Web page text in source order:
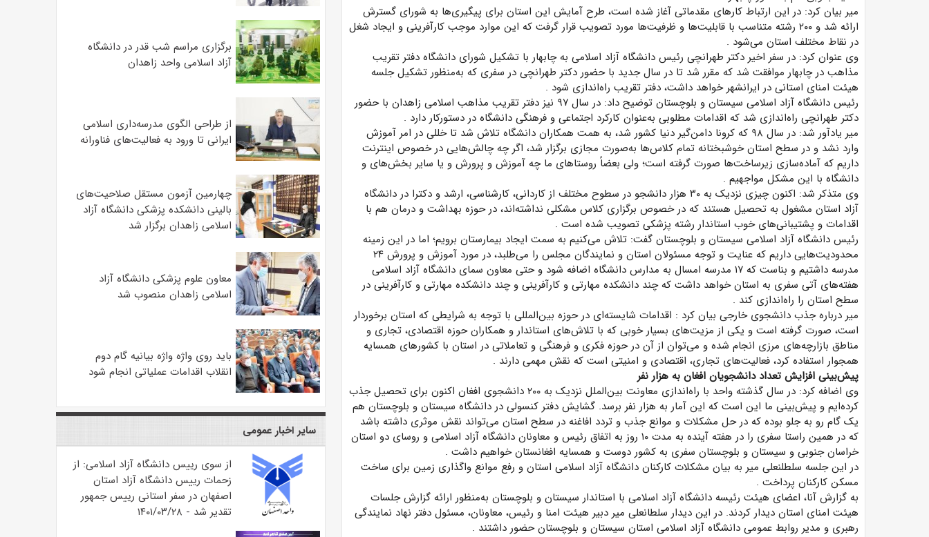
میر بیان کرد: در این ارتباط کارهای مقدماتی آغاز شده است، طرح آمایش این استان برای پیگیری‌ها به شورای گسترش
ارائه شد و ۲۰۰ رشته متناسب با قابلیت‌ها و ظرفیت‌ها مورد تصویب قرار گرفت که این موارد موجب کارآفرینی و ایجاد شغل
در نقاط مختلف استان می‌شود .
وی عنوان کرد: در سفر اخیر دکتر طهرانچی رئیس دانشگاه آزاد اسلامی به چابهار با تشکیل شورای دانشگاه دفتر تقریب
مذاهب در چابهار موافقت شد که مقرر شد تا در سال جدید با حضور دکتر طهرانچی در سفری که به‌منظور تشکیل جلسه
هیئت امنای استانی در ایرانشهر خواهد داشت، دفتر تقریب راه‌اندازی شود .
رئیس دانشگاه آزاد اسلامی سیستان و بلوچستان توضیح داد: در سال ۹۷ نیز دفتر تقریب مذاهب اسلامی زاهدان با حضور
دکتر طهرانچی راه‌اندازی شد که اقدامات مطلوبی به‌عنوان کارکرد اجتماعی و فرهنگی دانشگاه در دستورکار دارد .
میر یادآور شد: در سال ۹۸ که کرونا دامن‌گیر دنیا کشور شد، به همت همکاران دانشگاه تلاش شد تا خللی در امر آموزش
وارد نشد و در سطح استان خوشبختانه تمام کلاس‌ها به‌صورت مجازی برگزار شد، اگر چه چالش‌هایی در خصوص اینترنت
داریم که آماده‌سازی زیرساخت‌ها صورت گرفته است؛ ولی بعضاً روستاهای ما چه آموزش و پرورش و یا سایر بخش‌های و
دانشگاه با این مشکل مواجهیم .
وی متذکر شد: اکنون چیزی نزدیک به ۳۰ هزار دانشجو در سطوح مختلف از کاردانی، کارشناسی، ارشد و دکترا در دانشگاه
آزاد استان مشغول به تحصیل هستند که در خصوص برگزاری کلاس مشکلی نداشته‌اند، در حوزه بهداشت و درمان هم با
اقدامات و پشتیبانی‌های خوب استاندار رشته پزشکی تصویب‌ شده است .
رئیس دانشگاه آزاد اسلامی سیستان و بلوچستان گفت: تلاش می‌کنیم به سمت ایجاد بیمارستان برویم؛ اما در این زمینه
محدودیت‌هایی داریم که عنایت و توجه مسئولان استان و نمایندگان مجلس را می‌طلبد، در مورد آموزش و پرورش ۲۴
مدرسه داشتیم و بناست که ۱۷ مدرسه امسال به مدارس دانشگاه اضافه شود و حتی معاون سمای دانشگاه آزاد اسلامی
هفته‌های آتی سفری به استان خواهد داشت که چند دانشکده مهارتی و کارآفرینی و چند دانشکده مهارتی و کارآفرینی در
سطح استان را راه‌اندازی کند .
میر درباره جذب دانشجوی خارجی بیان کرد : اقدامات شایسته‌ای در حوزه بین‌المللی با توجه به شرایطی که استان برخوردار
است، صورت گرفته است و یکی از مزیت‌های بسیار خوبی که با تلاش‌های استاندار و همکاران حوزه اقتصادی، تجاری و
مناطق بازارچه‌های مرزی انجام شده و می‌توان از آن در حوزه فکری و فرهنگی و تعاملاتی در استان با کشورهای همسایه
همجوار استفاده کرد، فعالیت‌های تجاری، اقتصادی و امنیتی است که نقش مهمی دارند .
پیش‌بینی افزایش تعداد دانشجویان افغان به هزار نفر
وی اضافه کرد: در سال گذشته واحد با راه‌اندازی معاونت بین‌الملل نزدیک به ۲۰۰ دانشجوی افغان اکنون برای تحصیل جذب
کرده‌ایم و پیش‌بینی ما این است که این آمار به هزار نفر برسد. گشایش دفتر کنسولی در دانشگاه سیستان و بلوچستان هم
یک گام رو به جلو بوده که در حل مشکلات و موانع جذب و تردد افاغنه در سطح استان می‌تواند نقش موثری داشته باشد
که در همین راستا سفری را در هفته آینده به مدت ۱۰ روز به اتفاق رئیس و معاونان دانشگاه آزاد اسلامی و روسای دو استان
خراسان جنوبی و سیستان و بلوچستان سفری به کشور دوست و همسایه افغانستان خواهیم داشت .
در این جلسه سلطلنعلی میر به بیان مشکلات کارکنان دانشگاه آزاد اسلامی استان و رفع موانع واگذاری زمین برای ساخت
مسکن کارکنان پرداخت .
به گزارش آنا، اعضای هیئت رئیسه دانشگاه آزاد اسلامی با استاندار سیستان و بلوچستان به‌منظور ارائه گزارش جلسات
هیئت امنای استان دیدار کردند. در این دیدار سلطانعلی میر دبیر هیئت امنا و رئیس، معاونان، مسئول دفتر نهاد نمایندگی
رهبری و مدیر روابط عمومی دانشگاه آزاد اسلامی استان سیستان و بلوچستان حضور داشتند .
برگزاری مراسم شب قدر در دانشگاه
آزاد اسلامی واحد زاهدان
از طراحی الگوی مدرسه‌داری اسلامی
ایرانی تا ورود به فعالیت‌های فناورانه
چهارمین آزمون مستقل صلاحیت‌های
بالینی دانشکده پزشکی دانشگاه آزاد
اسلامی زاهدان برگزار شد
معاون علوم‌ پزشکی دانشگاه آزاد
اسلامی زاهدان منصوب شد
باید روی واژه واژه بیانیه گام دوم
انقلاب اقدامات عملیاتی انجام شود
سایر اخبار عمومی
از سوی رییس دانشگاه آزاد اسلامی: از
زحمات رییس دانشگاه آزاد استان
اصفهان در سفر استانی رییس جمهور
تقدیر شد - ۱۴۰۱/۰۳/۲۸